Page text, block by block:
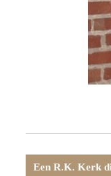
Een R.K. Kerk